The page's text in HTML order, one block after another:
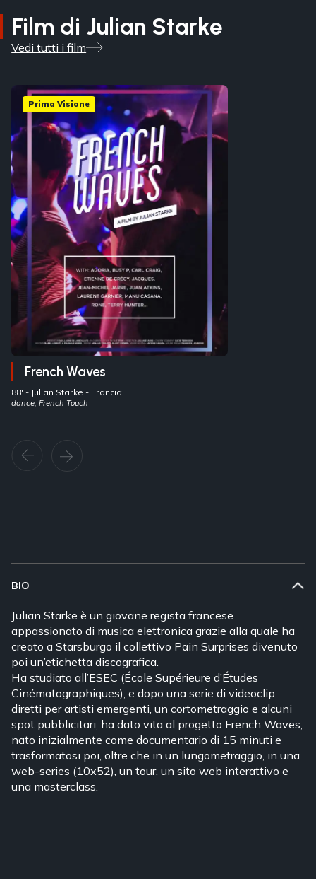
Film di Julian Starke
Vedi tutti i film
Prima Visione
French Waves
88' - Julian Starke - Francia
dance, French Touch
BIO
Julian Starke è un giovane regista francese
appassionato di musica elettronica grazie alla quale ha
creato a Starsburgo il collettivo Pain Surprises divenuto
poi un’etichetta discografica.
Ha studiato all’ESEC (École Supérieure d’Études
Cinématographiques), e dopo una serie di videoclip
diretti per artisti emergenti, un cortometraggio e alcuni
spot pubblicitari, ha dato vita al progetto French Waves,
nato inizialmente come documentario di 15 minuti e
trasformatosi poi, oltre che in un lungometraggio, in una
web-series (10x52), un tour, un sito web interattivo e
una masterclass.